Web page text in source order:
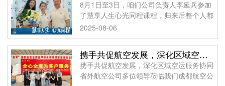
8月1日至3日，咱们公司负责人李延兵参加
了慧享人生心光同程课程，归来后整个人都
像是被点亮了！他说，在课程里，他接触到
了许多前沿的文化和智慧，这些都给了他新
的启发。这次
2025-08-06
携手共促航空发展，深化区域空运服务协同
携手共促航空发展，深化区域空运服务协同
省外航空公司多位领导莅临我们成都航空公